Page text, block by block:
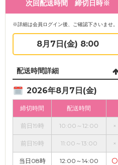
次回配送時間 締切日時※
※詳細は会員ログイン後、ご確認下さいませ。
8月7日(金) 8:00
配送時間詳細
2026年8月7日(金)
締切時間 配送時間
前日19時 10:00～12:00 ×
前日19時 11:00～13:00 ×
当日08時 12:00～14:00 〇